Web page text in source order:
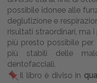
possibile idonee alle
deglutizione e
risultati straordinari, ma
più presto possibile
più stabili delle
dentofacciali.
Il libro è diviso in